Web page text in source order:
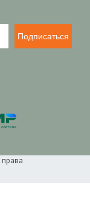
Подписаться